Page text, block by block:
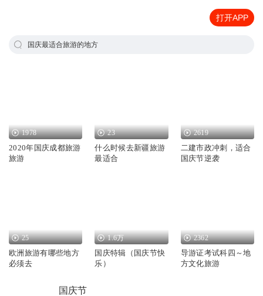
打开APP
国庆最适合旅游的地方
1978
2020年国庆成都旅游
旅游
23
什么时候去新疆旅游
最适合
2619
二建市政冲刺，适合
国庆节逆袭
25
欧洲旅游有哪些地方
必须去
1.6万
国庆特辑（国庆节快
乐）
2362
导游证考试科四～地
方文化旅游
国庆节